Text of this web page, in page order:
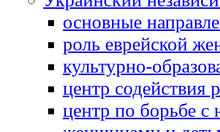
основные
роль еврейской
культурно-
центр содействия
центр по борьбе с